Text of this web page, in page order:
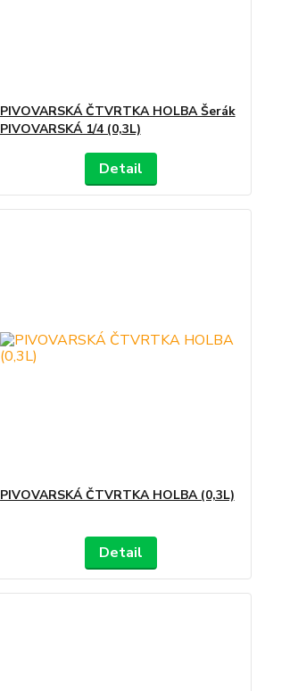
PIVOVARSKÁ ČTVRTKA HOLBA Šerák
PIVOVARSKÁ 1/4 (0,3L)
Detail
PIVOVARSKÁ ČTVRTKA HOLBA (0,3L)
Detail